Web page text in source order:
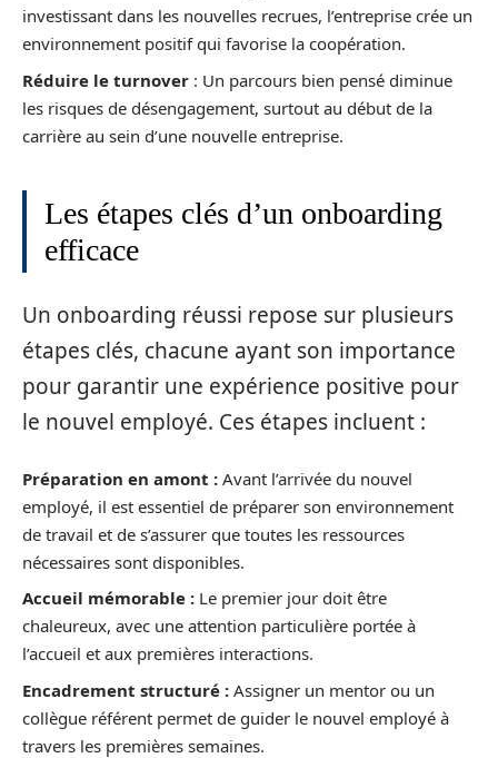
investissant dans les nouvelles recrues, l’entreprise crée un
environnement positif qui favorise la coopération.
Réduire le turnover : Un parcours bien pensé diminue
les risques de désengagement, surtout au début de la
carrière au sein d’une nouvelle entreprise.
Les étapes clés d’un onboarding
efficace
Un onboarding réussi repose sur plusieurs
étapes clés, chacune ayant son importance
pour garantir une expérience positive pour
le nouvel employé. Ces étapes incluent :
Préparation en amont : Avant l’arrivée du nouvel
employé, il est essentiel de préparer son environnement
de travail et de s’assurer que toutes les ressources
nécessaires sont disponibles.
Accueil mémorable : Le premier jour doit être
chaleureux, avec une attention particulière portée à
l’accueil et aux premières interactions.
Encadrement structuré : Assigner un mentor ou un
collègue référent permet de guider le nouvel employé à
travers les premières semaines.